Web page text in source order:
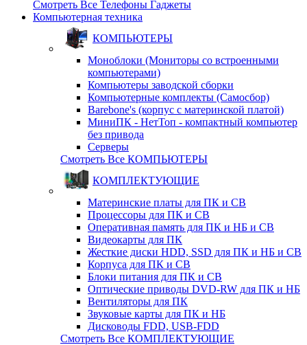
Смотреть Все Телефоны Гаджеты
Компьютерная техника
КОМПЬЮТЕРЫ
Моноблоки (Мониторы со встроенными
компьютерами)
Компьютеры заводской сборки
Компьютерные комплекты (Самосбор)
Barebone's (корпус с материнской платой)
МиниПК - НетТоп - компактный компьютер
без привода
Серверы
Смотреть Все КОМПЬЮТЕРЫ
КОМПЛЕКТУЮЩИЕ
Материнские платы для ПК и СВ
Процессоры для ПК и СВ
Оперативная память для ПК и НБ и СВ
Видеокарты для ПК
Жесткие диски HDD, SSD для ПК и НБ и СВ
Корпуса для ПК и СВ
Блоки питания для ПК и СВ
Оптические приводы DVD-RW для ПК и НБ
Вентиляторы для ПК
Звуковые карты для ПК и НБ
Дисководы FDD, USB-FDD
Смотреть Все КОМПЛЕКТУЮЩИЕ